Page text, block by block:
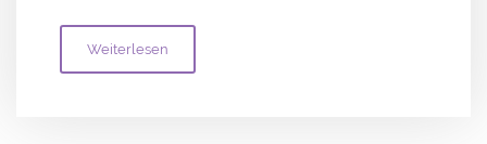
Weiterlesen